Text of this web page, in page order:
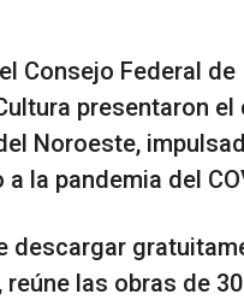
Consejo Federal
presentaron
Noroeste,
la pandemia del
descargar
, reúne las obras de